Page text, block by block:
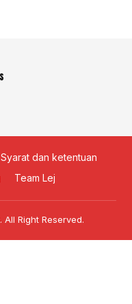
Syarat dan ketentuan
Team Lej
. All Right Reserved.